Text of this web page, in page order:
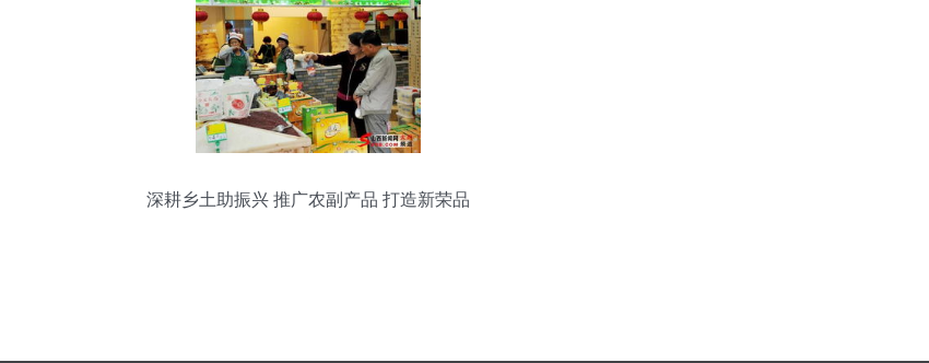
深耕乡土助振兴 推广农副产品 打造新荣品